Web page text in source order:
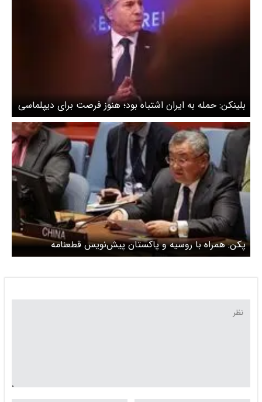
بلینکن: حمله به ایران اشتباه بود؛ هنوز فرصت برای دیپلماسی
وجود داشت
پکن: همراه با روسیه و پاکستان پیش‌نویس قطعنامه
آتش‌بس ارائه کرده‌ایم